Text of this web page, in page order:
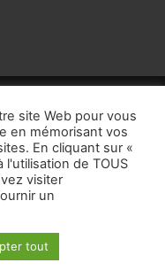
maitre-maxime-
site Web pour vous
en mémorisant vos
En cliquant sur «
de TOUS
visiter
un
tout